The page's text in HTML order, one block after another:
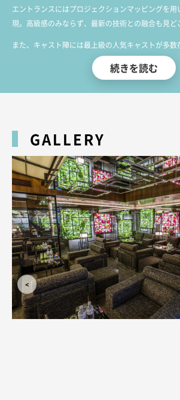
エントランスにはプロジェクションマッピングを
現。高級感のみならず、最新の技術との融合も見ど
また、キャスト陣には最上級の人気キャストが多
すきのNo.1クラスと言っても過言ではありません。
容姿はもちろんのこと接客マナーなどをわきまえ、
皆様のご来店をスタッフ一同、心よりお待ちしてお
続きを読む
GALLERY